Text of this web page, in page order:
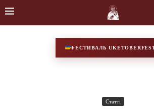
ФЕСТИВАЛЬ
Статті